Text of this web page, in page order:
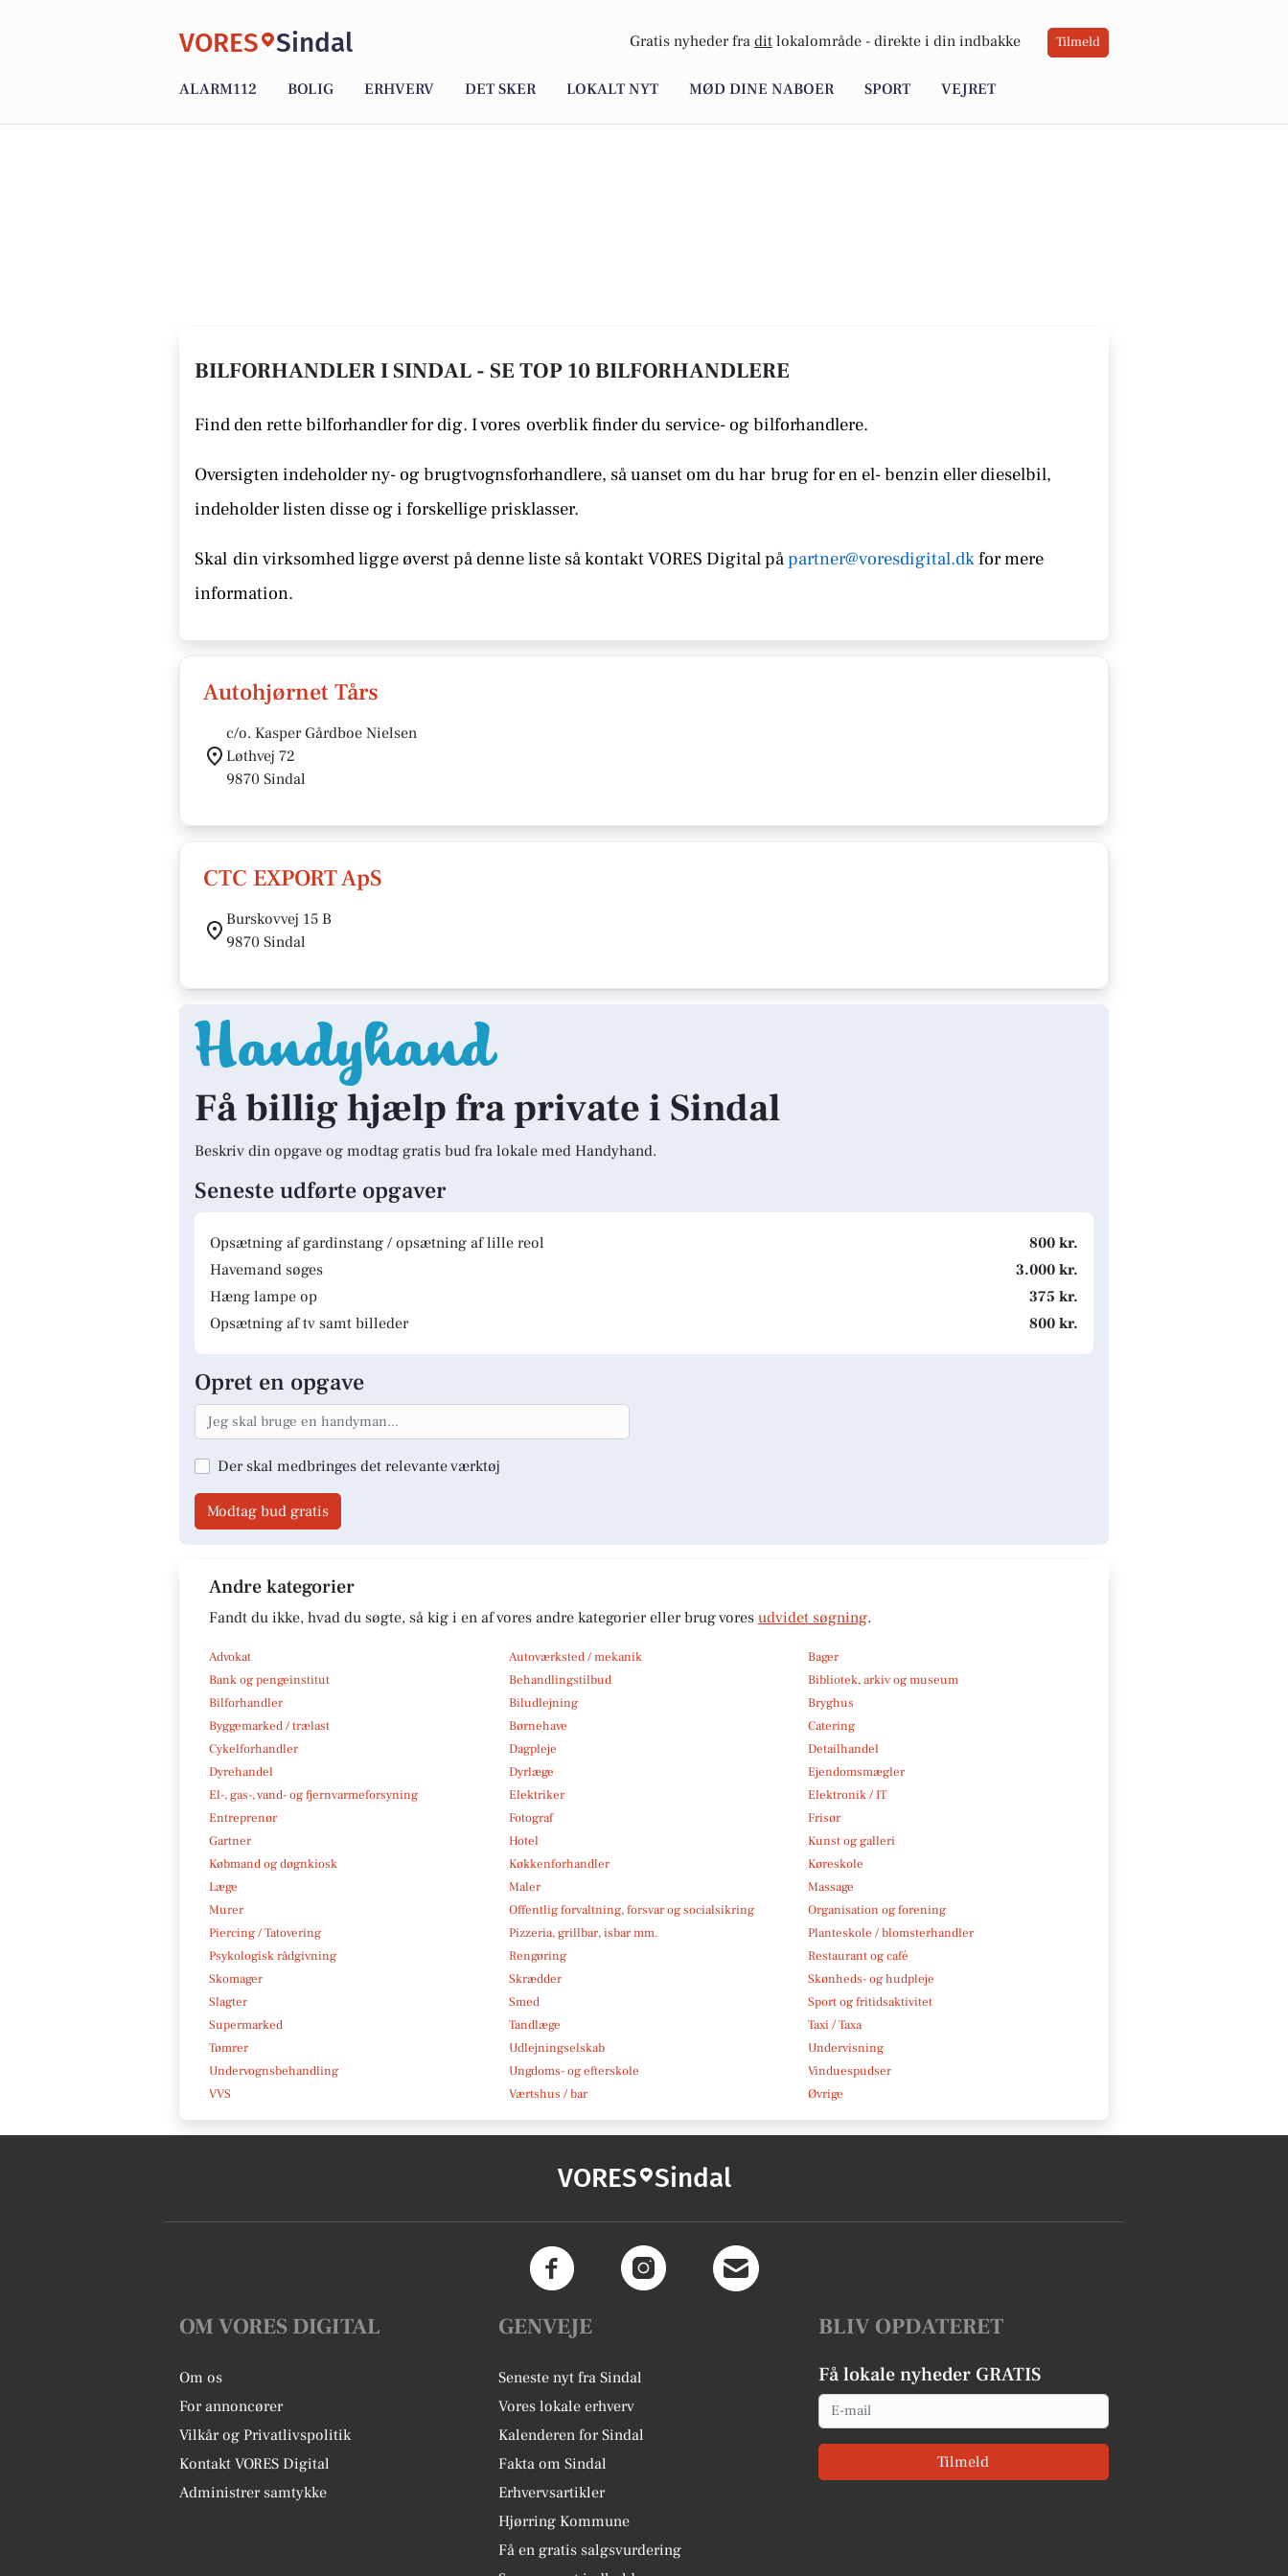
VORES Sindal Gratis nyheder fra dit lokalområde - direkte i din indbakke Tilmeld
ALARM112 BOLIG ERHVERV DET SKER LOKALT NYT MØD DINE NABOER SPORT VEJRET
BILFORHANDLER I SINDAL - SE TOP 10 BILFORHANDLERE
Find den rette bilforhandler for dig. I vores overblik finder du service- og bilforhandlere.
Oversigten indeholder ny- og brugtvognsforhandlere, så uanset om du har brug for en el- benzin eller dieselbil,
indeholder listen disseog i forskellige prisklasser.
Skal din virksomhed ligge øverst på denne liste så kontaktVORES Digital påpartner@voresdigital.dkfor mere
information.
Autohjørnet Tårs
c/o. Kasper Gårdboe Nielsen
Løthvej 72
9870 Sindal
CTC EXPORT ApS
Burskovvej 15 B
9870 Sindal
Få billig hjælp fra private i Sindal
Beskriv din opgave og modtag gratis bud fra lokale med Handyhand.
Seneste udførte opgaver
Opsætning af gardinstang / opsætning af lille reol
800 kr.
Havemand søges
3.000 kr.
Hæng lampe op
375 kr.
Opsætning af tv samt billeder
800 kr.
Opret en opgave
Der skal medbringes det relevante værktøj
Modtag bud gratis
Andre kategorier
Fandt du ikke, hvad du søgte, så kig i en af vores andre kategorier eller brug vores udvidet søgning.
Advokat Autoværksted / mekanik
Bager
Bank og pengeinstitut
Behandlingstilbud
Bibliotek, arkiv og museum
Bilforhandler
Biludlejning
Bryghus
Byggemarked / trælast
Børnehave
Catering
Cykelforhandler
Dagpleje
Detailhandel
Dyrehandel
Dyrlæge
Ejendomsmægler
El-, gas-, vand- og fjernvarmeforsyning
Elektriker
Elektronik / IT
Entreprenør
Fotograf
Frisør
Gartner
Hotel
Kunst og galleri
Købmand og døgnkiosk
Køkkenforhandler
Køreskole
Læge
Maler
Massage
Murer
Offentlig forvaltning, forsvar og socialsikring
Organisation og forening
Piercing / Tatovering
Pizzeria, grillbar, isbar mm.
Planteskole / blomsterhandler
Psykologisk rådgivning
Rengøring
Restaurant og café
Skomager
Skrædder
Skønheds- og hudpleje
Slagter
Smed
Sport og fritidsaktivitet
Supermarked
Tandlæge
Taxi / Taxa
Tømrer
Udlejningselskab
Undervisning
Undervognsbehandling
Ungdoms- og efterskole
Vinduespudser
VVS
Værtshus / bar Øvrige
VORES Sindal
OM VORES DIGITAL
Om os
For annoncører
Vilkår og Privatlivspolitik
Kontakt VORES Digital
Administrer samtykke
GENVEJE
Seneste nyt fra Sindal
Vores lokale erhverv
Kalenderen for Sindal
Fakta om Sindal
Erhvervsartikler
Hjørring Kommune
Få en gratis salgsvurdering
BLIV OPDATERET
Få lokale nyheder GRATIS
Email
Tilmeld